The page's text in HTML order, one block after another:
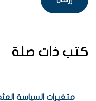
كتب ذات صلة
متغيرات السياسة